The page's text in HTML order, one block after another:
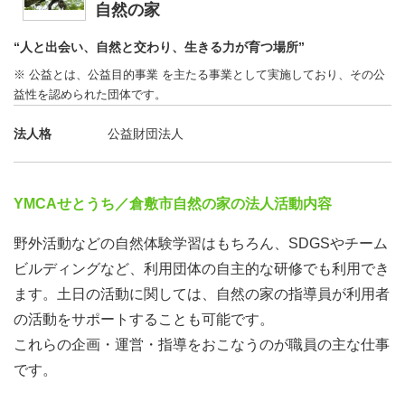
自然の家
“人と出会い、自然と交わり、生きる力が育つ場所”
※ 公益とは、公益目的事業 を主たる事業として実施しており、その公
益性を認められた団体です。
法人格 公益財団法人
YMCAせとうち／倉敷市自然の家の法人活動内容
野外活動などの自然体験学習はもちろん、SDGSやチーム
ビルディングなど、利用団体の自主的な研修でも利用でき
ます。土日の活動に関しては、自然の家の指導員が利用者
の活動をサポートすることも可能です。
これらの企画・運営・指導をおこなうのが職員の主な仕事
です。